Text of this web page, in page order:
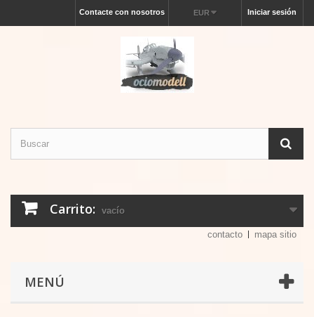
Iniciar sesión
EUR
Contacte con nosotros
Carrito: vacío
contacto mapa sitio
MENÚ